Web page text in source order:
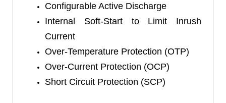
Configurable Active Discharge
Internal Soft-Start to Limit Inrush
Current
Over-Temperature Protection (OTP)
Over-Current Protection (OCP)
Short Circuit Protection (SCP)